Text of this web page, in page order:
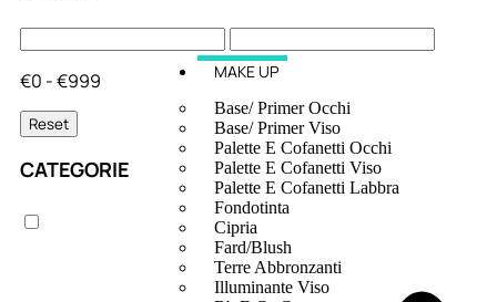
MAKE UP
Base/ Primer Occhi
Base/ Primer Viso
Palette E Cofanetti Occhi
Palette E Cofanetti Viso
Palette E Cofanetti Labbra
Fondotinta
Cipria
Fard/Blush
Terre Abbronzanti
Illuminante Viso
€0 - €999
Reset
CATEGORIE